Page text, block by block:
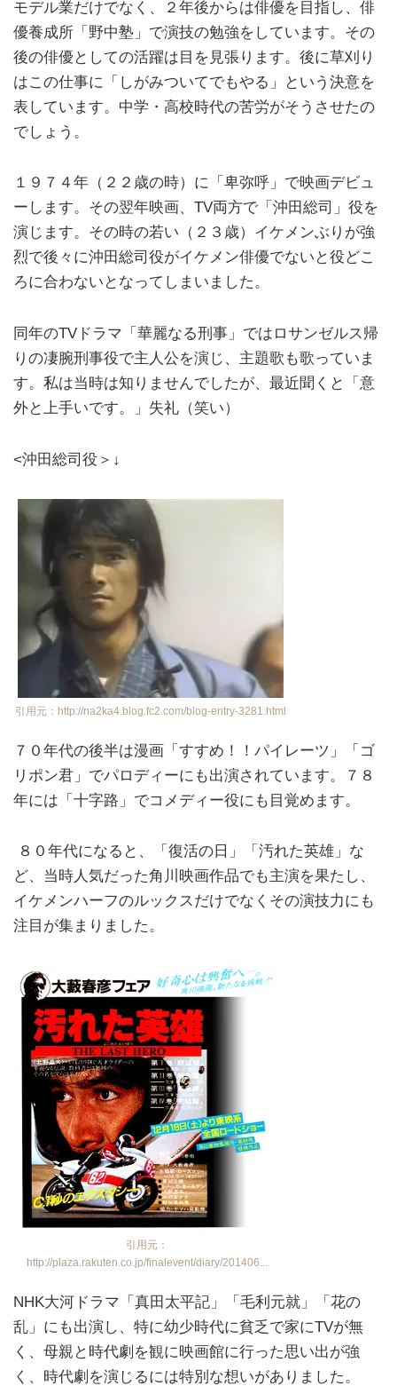
モデル業だけでなく、２年後からは俳優を目指し、俳
優養成所「野中塾」で演技の勉強をしています。その
後の俳優としての活躍は目を見張ります。後に草刈り
はこの仕事に「しがみついてでもやる」という決意を
表しています。中学・高校時代の苦労がそうさせたの
でしょう。
１９７４年（２２歳の時）に「卑弥呼」で映画デビュ
ーします。その翌年映画、TV両方で「沖田総司」役を
演じます。その時の若い（２３歳）イケメンぶりが強
烈で後々に沖田総司役がイケメン俳優でないと役どこ
ろに合わないとなってしまいました。
同年のTVドラマ「華麗なる刑事」ではロサンゼルス帰
りの凄腕刑事役で主人公を演じ、主題歌も歌っていま
す。私は当時は知りませんでしたが、最近聞くと「意
外と上手いです。」失礼（笑い）
<沖田総司役＞↓
引用元：http://na2ka4.blog.fc2.com/blog-entry-3281.html
７０年代の後半は漫画「すすめ！！パイレーツ」「ゴ
リポン君」でパロディーにも出演されています。７８
年には「十字路」でコメディー役にも目覚めます。
８０年代になると、「復活の日」「汚れた英雄」な
ど、当時人気だった角川映画作品でも主演を果たし、
イケメンハーフのルックスだけでなくその演技力にも
注目が集まりました。
引用元：
http://plaza.rakuten.co.jp/finalevent/diary/201406...
NHK大河ドラマ「真田太平記」「毛利元就」「花の
乱」にも出演し、特に幼少時代に貧乏で家にTVが無
く、母親と時代劇を観に映画館に行った思い出が強
く、時代劇を演じるには特別な想いがありました。